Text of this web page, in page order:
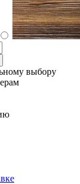
выбору